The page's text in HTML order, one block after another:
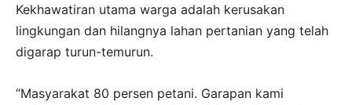
Kekhawatiran utama warga adalah kerusakan
lingkungan dan hilangnya lahan pertanian yang telah
digarap turun-temurun.
“Masyarakat 80 persen petani. Garapan kami